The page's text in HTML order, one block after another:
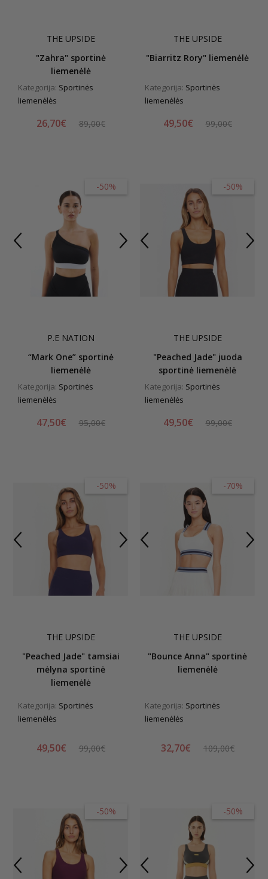
THE UPSIDE
"Zahra" sportinė
liemenėlė
Kategorija: Sportinės
liemenėlės
26,70€ 89,00€
THE UPSIDE
"Biarritz Rory" liemenėlė
Kategorija: Sportinės
liemenėlės
49,50€ 99,00€
-50%
P.E NATION
“Mark One” sportinė
liemenėlė
Kategorija: Sportinės
liemenėlės
47,50€ 95,00€
-50%
THE UPSIDE
"Peached Jade" juoda
sportinė liemenėlė
Kategorija: Sportinės
liemenėlės
49,50€ 99,00€
-50%
THE UPSIDE
"Peached Jade" tamsiai
mėlyna sportinė
liemenėlė
Kategorija: Sportinės
liemenėlės
49,50€ 99,00€
-70%
THE UPSIDE
"Bounce Anna" sportinė
liemenėlė
Kategorija: Sportinės
liemenėlės
32,70€ 109,00€
-50% -50%